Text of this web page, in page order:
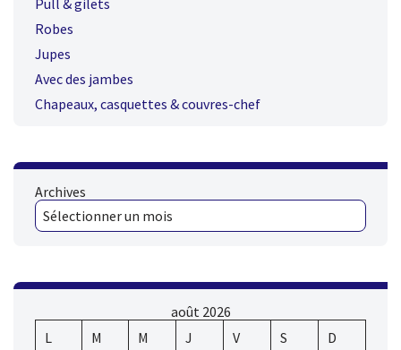
Robes
Jupes
Avec des jambes
Chapeaux, casquettes & couvres-chef
Archives
août 2026
L
M M J V S D